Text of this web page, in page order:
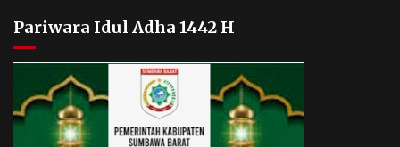
Pariwara Idul Adha 1442 H